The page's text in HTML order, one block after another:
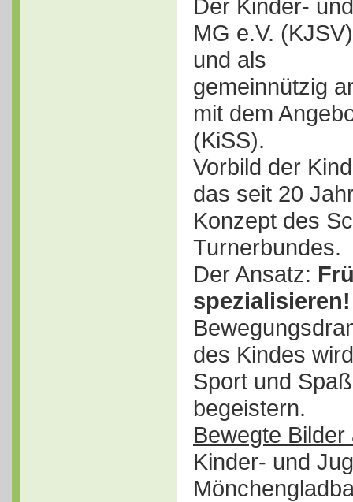
Der Kinder-
MG e.V.
und als
gemeinnützig
mit dem
(KiSS).
Vorbild der
das seit 20
Konzept des
Turnerbundes.
Der Ansatz:
spezialisieren!
des Kindes
Sport und
begeistern.
Bewegte
Kinder- und